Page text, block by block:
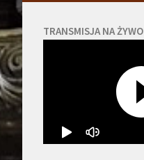
TRANSMISJA NA ŻYWO